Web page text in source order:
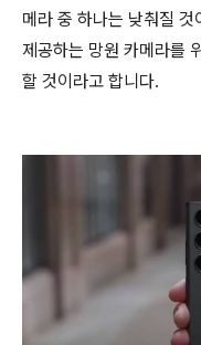
메라 중 하나는 낮춰질
제공하는 망원 카메라를
할 것이라고 합니다.